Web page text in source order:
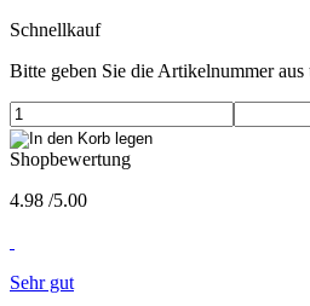
Schnellkauf
Bitte geben Sie die Artikelnummer aus
Shopbewertung
4.98 /5.00
Sehr gut